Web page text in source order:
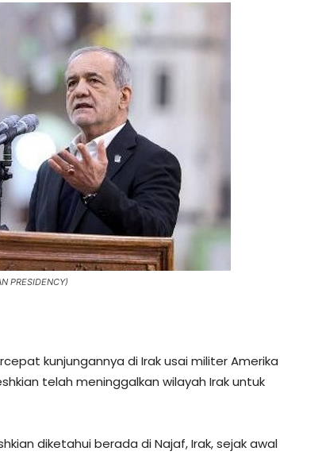
PRESIDENCY)
kunjungannya di Irak usai militer Amerika
telah meninggalkan wilayah Irak untuk
diketahui berada di Najaf, Irak, sejak awal